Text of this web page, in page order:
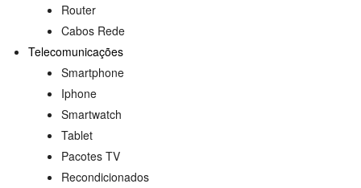
Router
Cabos Rede
Telecomunicações
Smartphone
Iphone
Smartwatch
Tablet
Pacotes TV
Recondicionados